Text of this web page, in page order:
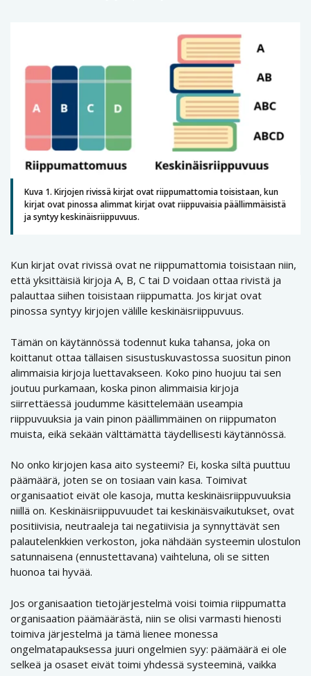
Kuva 1. Kirjojen rivissä kirjat ovat riippumattomia toisistaan, kun
kirjat ovat pinossa alimmat kirjat ovat riippuvaisia päällimmäisistä
ja syntyy keskinäisriippuvuus.
Kun kirjat ovat rivissä ovat ne riippumattomia toisistaan niin,
että yksittäisiä kirjoja A, B, C tai D voidaan ottaa rivistä ja
palauttaa siihen toisistaan riippumatta. Jos kirjat ovat
pinossa syntyy kirjojen välille keskinäisriippuvuus.
Tämän on käytännössä todennut kuka tahansa, joka on
koittanut ottaa tällaisen sisustuskuvastossa suositun pinon
alimmaisia kirjoja luettavakseen. Koko pino huojuu tai sen
joutuu purkamaan, koska pinon alimmaisia kirjoja
siirrettäessä joudumme käsittelemään useampia
riippuvuuksia ja vain pinon päällimmäinen on riippumaton
muista, eikä sekään välttämättä täydellisesti käytännössä.
No onko kirjojen kasa aito systeemi? Ei, koska siltä puuttuu
päämäärä, joten se on tosiaan vain kasa. Toimivat
organisaatiot eivät ole kasoja, mutta keskinäisriippuvuuksia
niillä on. Keskinäisriippuvuudet tai keskinäisvaikutukset, ovat
positiivisia, neutraaleja tai negatiivisia ja synnyttävät sen
palautelenkkien verkoston, joka nähdään systeemin ulostulon
satunnaisena (ennustettavana) vaihteluna, oli se sitten
huonoa tai hyvää.
Jos organisaation tietojärjestelmä voisi toimia riippumatta
organisaation päämäärästä, niin se olisi varmasti hienosti
toimiva järjestelmä ja tämä lienee monessa
ongelmatapauksessa juuri ongelmien syy: päämäärä ei ole
selkeä ja osaset eivät toimi yhdessä systeeminä, vaikka